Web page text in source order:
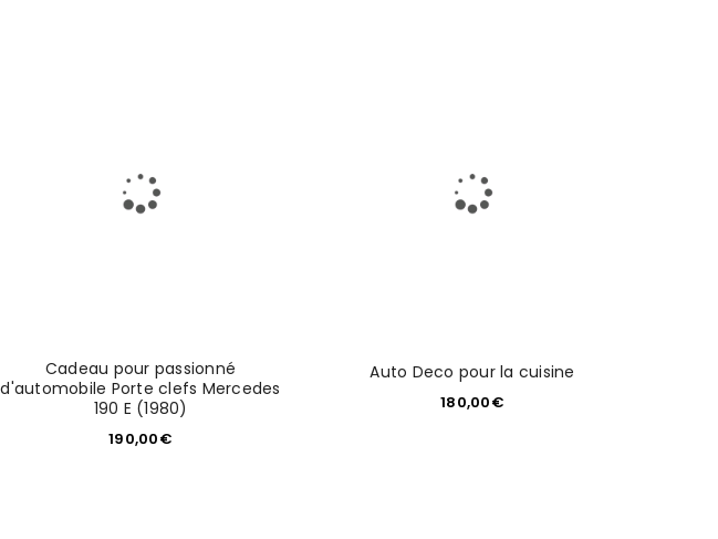
Enter Date of Birthday
Cadeau pour passionné
d'automobile Porte clefs Mercedes
190 E (1980)
190,00€
Auto Deco pour la cuisine
180,00€